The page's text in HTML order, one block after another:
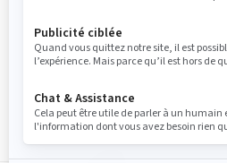
France (français)
© BRP 2003-2026
Avis légal
Politique de confidentialité
Pratiques relatives à l'utilisation des témoins